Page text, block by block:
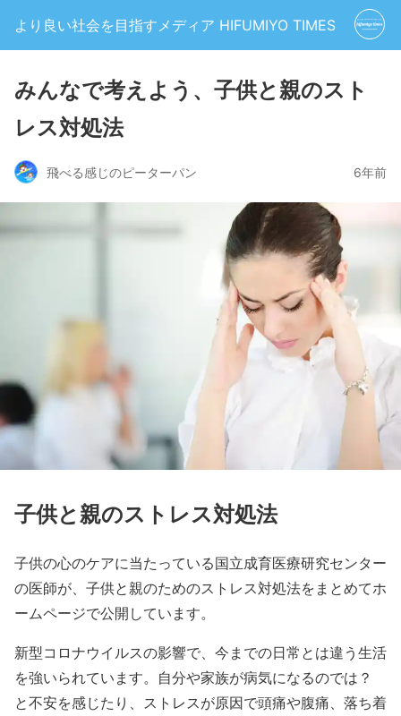
より良い社会を目指すメディア HIFUMIYO TIMES
みんなで考えよう、子供と親のスト
レス対処法
飛べる感じのピーターパン 6年前
子供と親のストレス対処法
子供の心のケアに当たっている国立成育医療研究センター
の医師が、子供と親のためのストレス対処法をまとめてホ
ームページで公開しています。
新型コロナウイルスの影響で、今までの日常とは違う生活
を強いられています。自分や家族が病気になるのでは？
と不安を感じたり、ストレスが原因で頭痛や腹痛、落ち着